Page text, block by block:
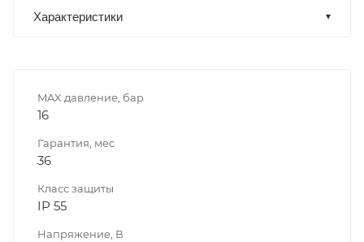
Характеристики
MAX давление, бар
16
Гарантия, мес
36
Класс защиты
IP 55
Напряжение, В